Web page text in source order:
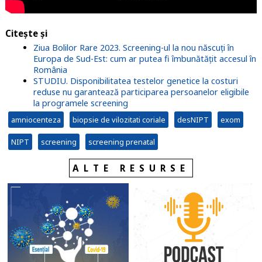
Citește și
Ziua Bolilor Rare 2023. Screening-ul la nou născuți în
Europa de Sud-Est: cum ar putea fi îmbunătățit accesul în
România
STUDIU. Disponibilitatea testelor genetice la costuri
reduse nu garantează participarea persoanelor eligibile
la programele screening
amniocenteza biopsie de vilozitati coriale desNIPT exom
NIPT screening screening prenatal
ALTE RESURSE